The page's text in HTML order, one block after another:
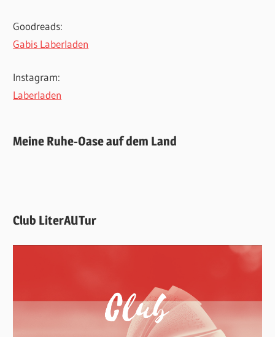
Goodreads:
Gabis Laberladen
Instagram:
Laberladen
Meine Ruhe-Oase auf dem Land
Club LiterAUTur